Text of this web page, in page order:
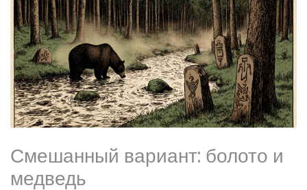
Смешанный вариант: болото и
медведь